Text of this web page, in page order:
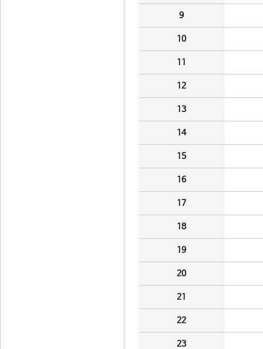
9
10
11
12
13
14
15
16
17
18
19
20
21
22
23